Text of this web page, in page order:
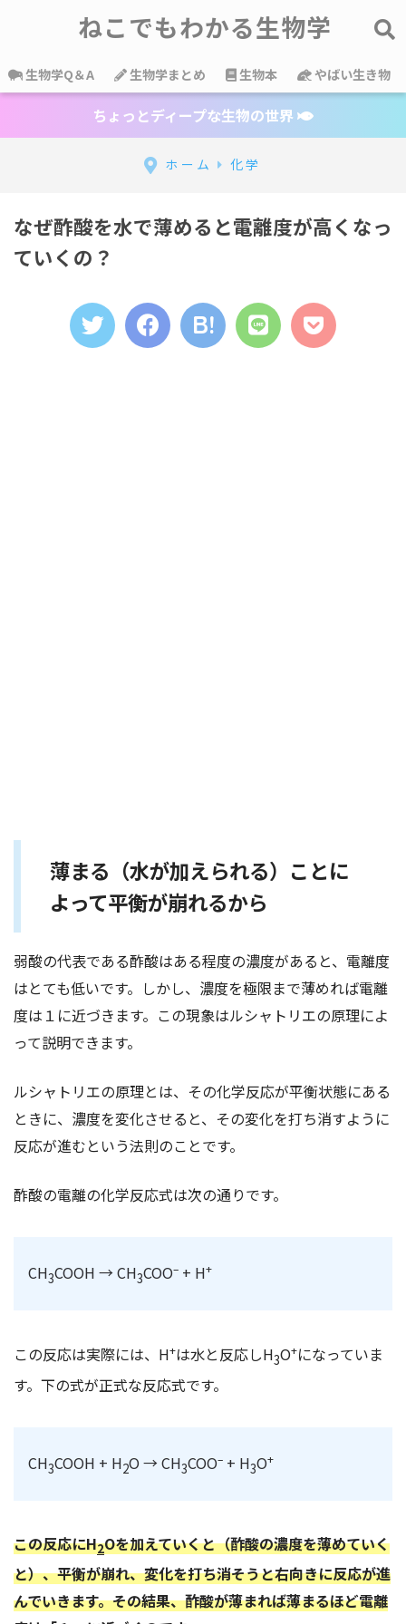
ねこでもわかる生物学
生物学Q＆A 生物学まとめ 生物本 やばい生き物
ちょっとディープな生物の世界
ホーム 化学
なぜ酢酸を水で薄めると電離度が高くなっ
ていくの？
薄まる（水が加えられる）ことに
よって平衡が崩れるから
弱酸の代表である酢酸はある程度の濃度があると、電離度
はとても低いです。しかし、濃度を極限まで薄めれば電離
度は１に近づきます。この現象はルシャトリエの原理によ
って説明できます。
ルシャトリエの原理とは、その化学反応が平衡状態にある
ときに、濃度を変化させると、その変化を打ち消すように
反応が進むという法則のことです。
酢酸の電離の化学反応式は次の通りです。
CH3COOH → CH3COO– + H+
この反応は実際には、H+は水と反応しH3O+になっていま
す。下の式が正式な反応式です。
CH3COOH + H2O → CH3COO– + H3O+
この反応にH2Oを加えていくと（酢酸の濃度を薄めていく
と）、平衡が崩れ、変化を打ち消そうと右向きに反応が進
んでいきます。その結果、酢酸が薄まれば薄まるほど電離